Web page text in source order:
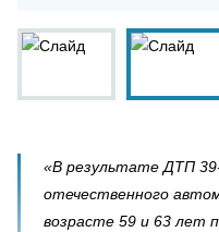
«В результате ДТП
отечественного
возрасте 59 и 63 лет